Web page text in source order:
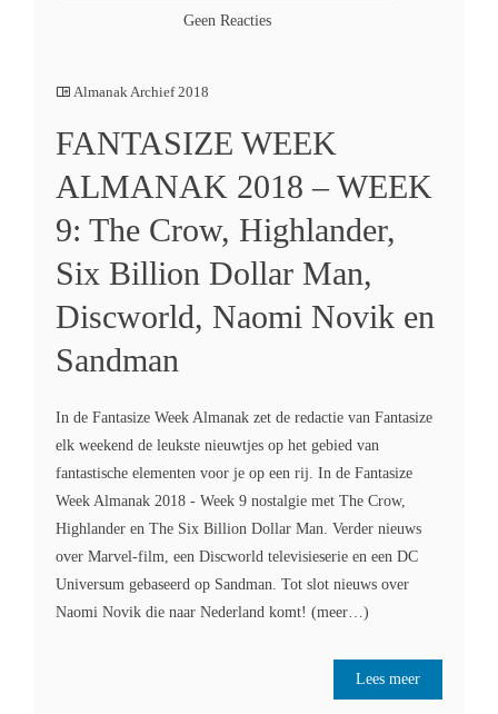
Geen Reacties
Almanak Archief 2018
FANTASIZE WEEK
ALMANAK 2018 – WEEK
9: The Crow, Highlander,
Six Billion Dollar Man,
Discworld, Naomi Novik en
Sandman
In de Fantasize Week Almanak zet de redactie van Fantasize
elk weekend de leukste nieuwtjes op het gebied van
fantastische elementen voor je op een rij. In de Fantasize
Week Almanak 2018 - Week 9 nostalgie met The Crow,
Highlander en The Six Billion Dollar Man. Verder nieuws
over Marvel-film, een Discworld televisieserie en een DC
Universum gebaseerd op Sandman. Tot slot nieuws over
Naomi Novik die naar Nederland komt! (meer…)
Lees meer